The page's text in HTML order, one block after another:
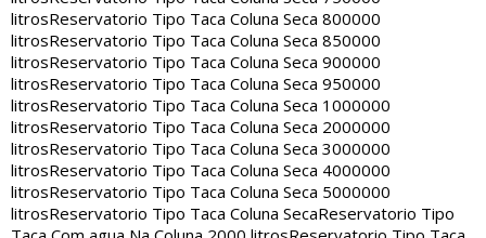
litrosReservatorio Tipo Taca Coluna Seca 800000
litrosReservatorio Tipo Taca Coluna Seca 850000
litrosReservatorio Tipo Taca Coluna Seca 900000
litrosReservatorio Tipo Taca Coluna Seca 950000
litrosReservatorio Tipo Taca Coluna Seca 1000000
litrosReservatorio Tipo Taca Coluna Seca 2000000
litrosReservatorio Tipo Taca Coluna Seca 3000000
litrosReservatorio Tipo Taca Coluna Seca 4000000
litrosReservatorio Tipo Taca Coluna Seca 5000000
litrosReservatorio Tipo Taca Coluna SecaReservatorio Tipo